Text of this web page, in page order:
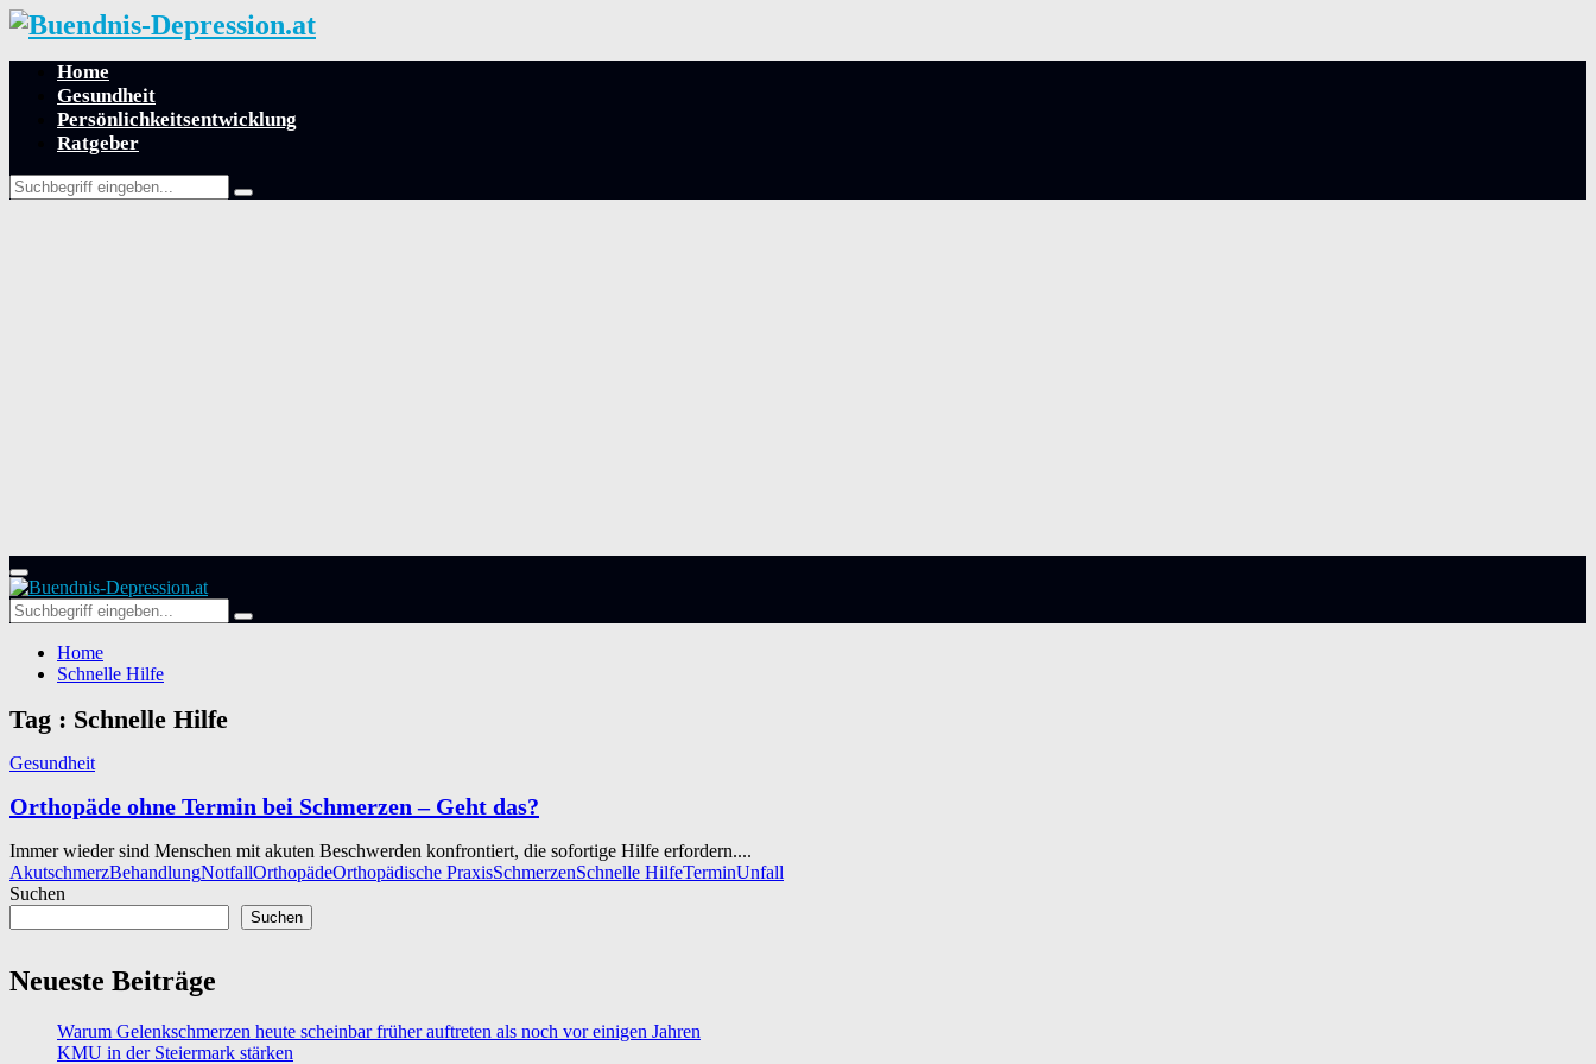
Home
Gesundheit
Persönlichkeitsentwicklung
Ratgeber
Search
for:
Search
Primary
Menu
Search
for:
Search
Home
Schnelle Hilfe
Tag : Schnelle Hilfe
Gesundheit
Orthopäde ohne Termin bei Schmerzen – Geht das?
Immer wieder sind Menschen mit akuten Beschwerden konfrontiert, die sofortige Hilfe erfordern....
AkutschmerzBehandlungNotfallOrthopädeOrthopädische PraxisSchmerzenSchnelle HilfeTerminUnfall
Suchen
Suchen
Neueste Beiträge
Warum Gelenkschmerzen heute scheinbar früher auftreten als noch vor einigen Jahren
KMU in der Steiermark stärken